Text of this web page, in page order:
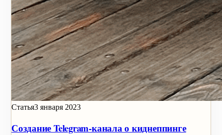
Статья3 января 2023
Создание Telegram-канала о киднеппинге